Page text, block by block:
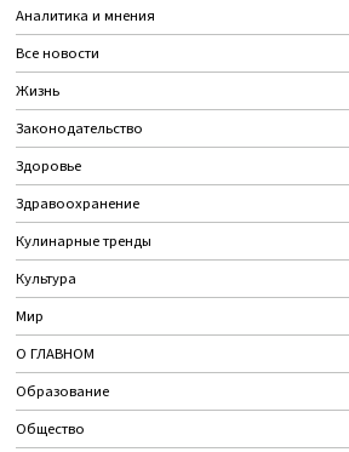
Аналитика и мнения
Все новости
Жизнь
Законодательство
Здоровье
Здравоохранение
Кулинарные тренды
Культура
Мир
О ГЛАВНОМ
Образование
Общество